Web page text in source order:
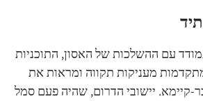
עם ההשלכות של האסון, התוכניות
מעניקות תקווה ומראות את
קיימא. יישובי הדרום, שהיה פעם סמל